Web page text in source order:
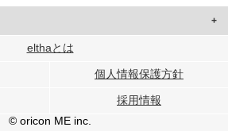
して、ユーザーに合わせたコンテンツや広告の
解析の各パートナーに提供しています。
ユーザーが各パートナーに提供した他の情報や、
ービスを使用したときに収集した他の情報を組み
elthaとは
個人情報保護方針
採用情報
© oricon ME inc.